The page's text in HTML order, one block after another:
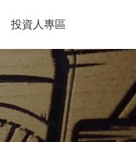
雷射切割機
品櫥窗
影片
功案例
投資人專區